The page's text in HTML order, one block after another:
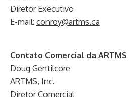
Diretor Executivo
E-mail: conroy@artms.ca
Contato Comercial da ARTMS
Doug Gentilcore
ARTMS, Inc.
Diretor Comercial